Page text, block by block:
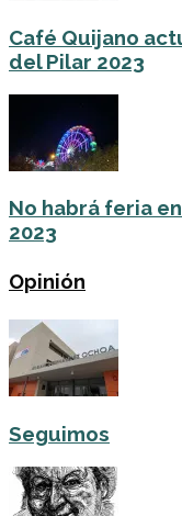
Café Quijano
del Pilar 2023
No habrá feria
2023
Opinión
Seguimos